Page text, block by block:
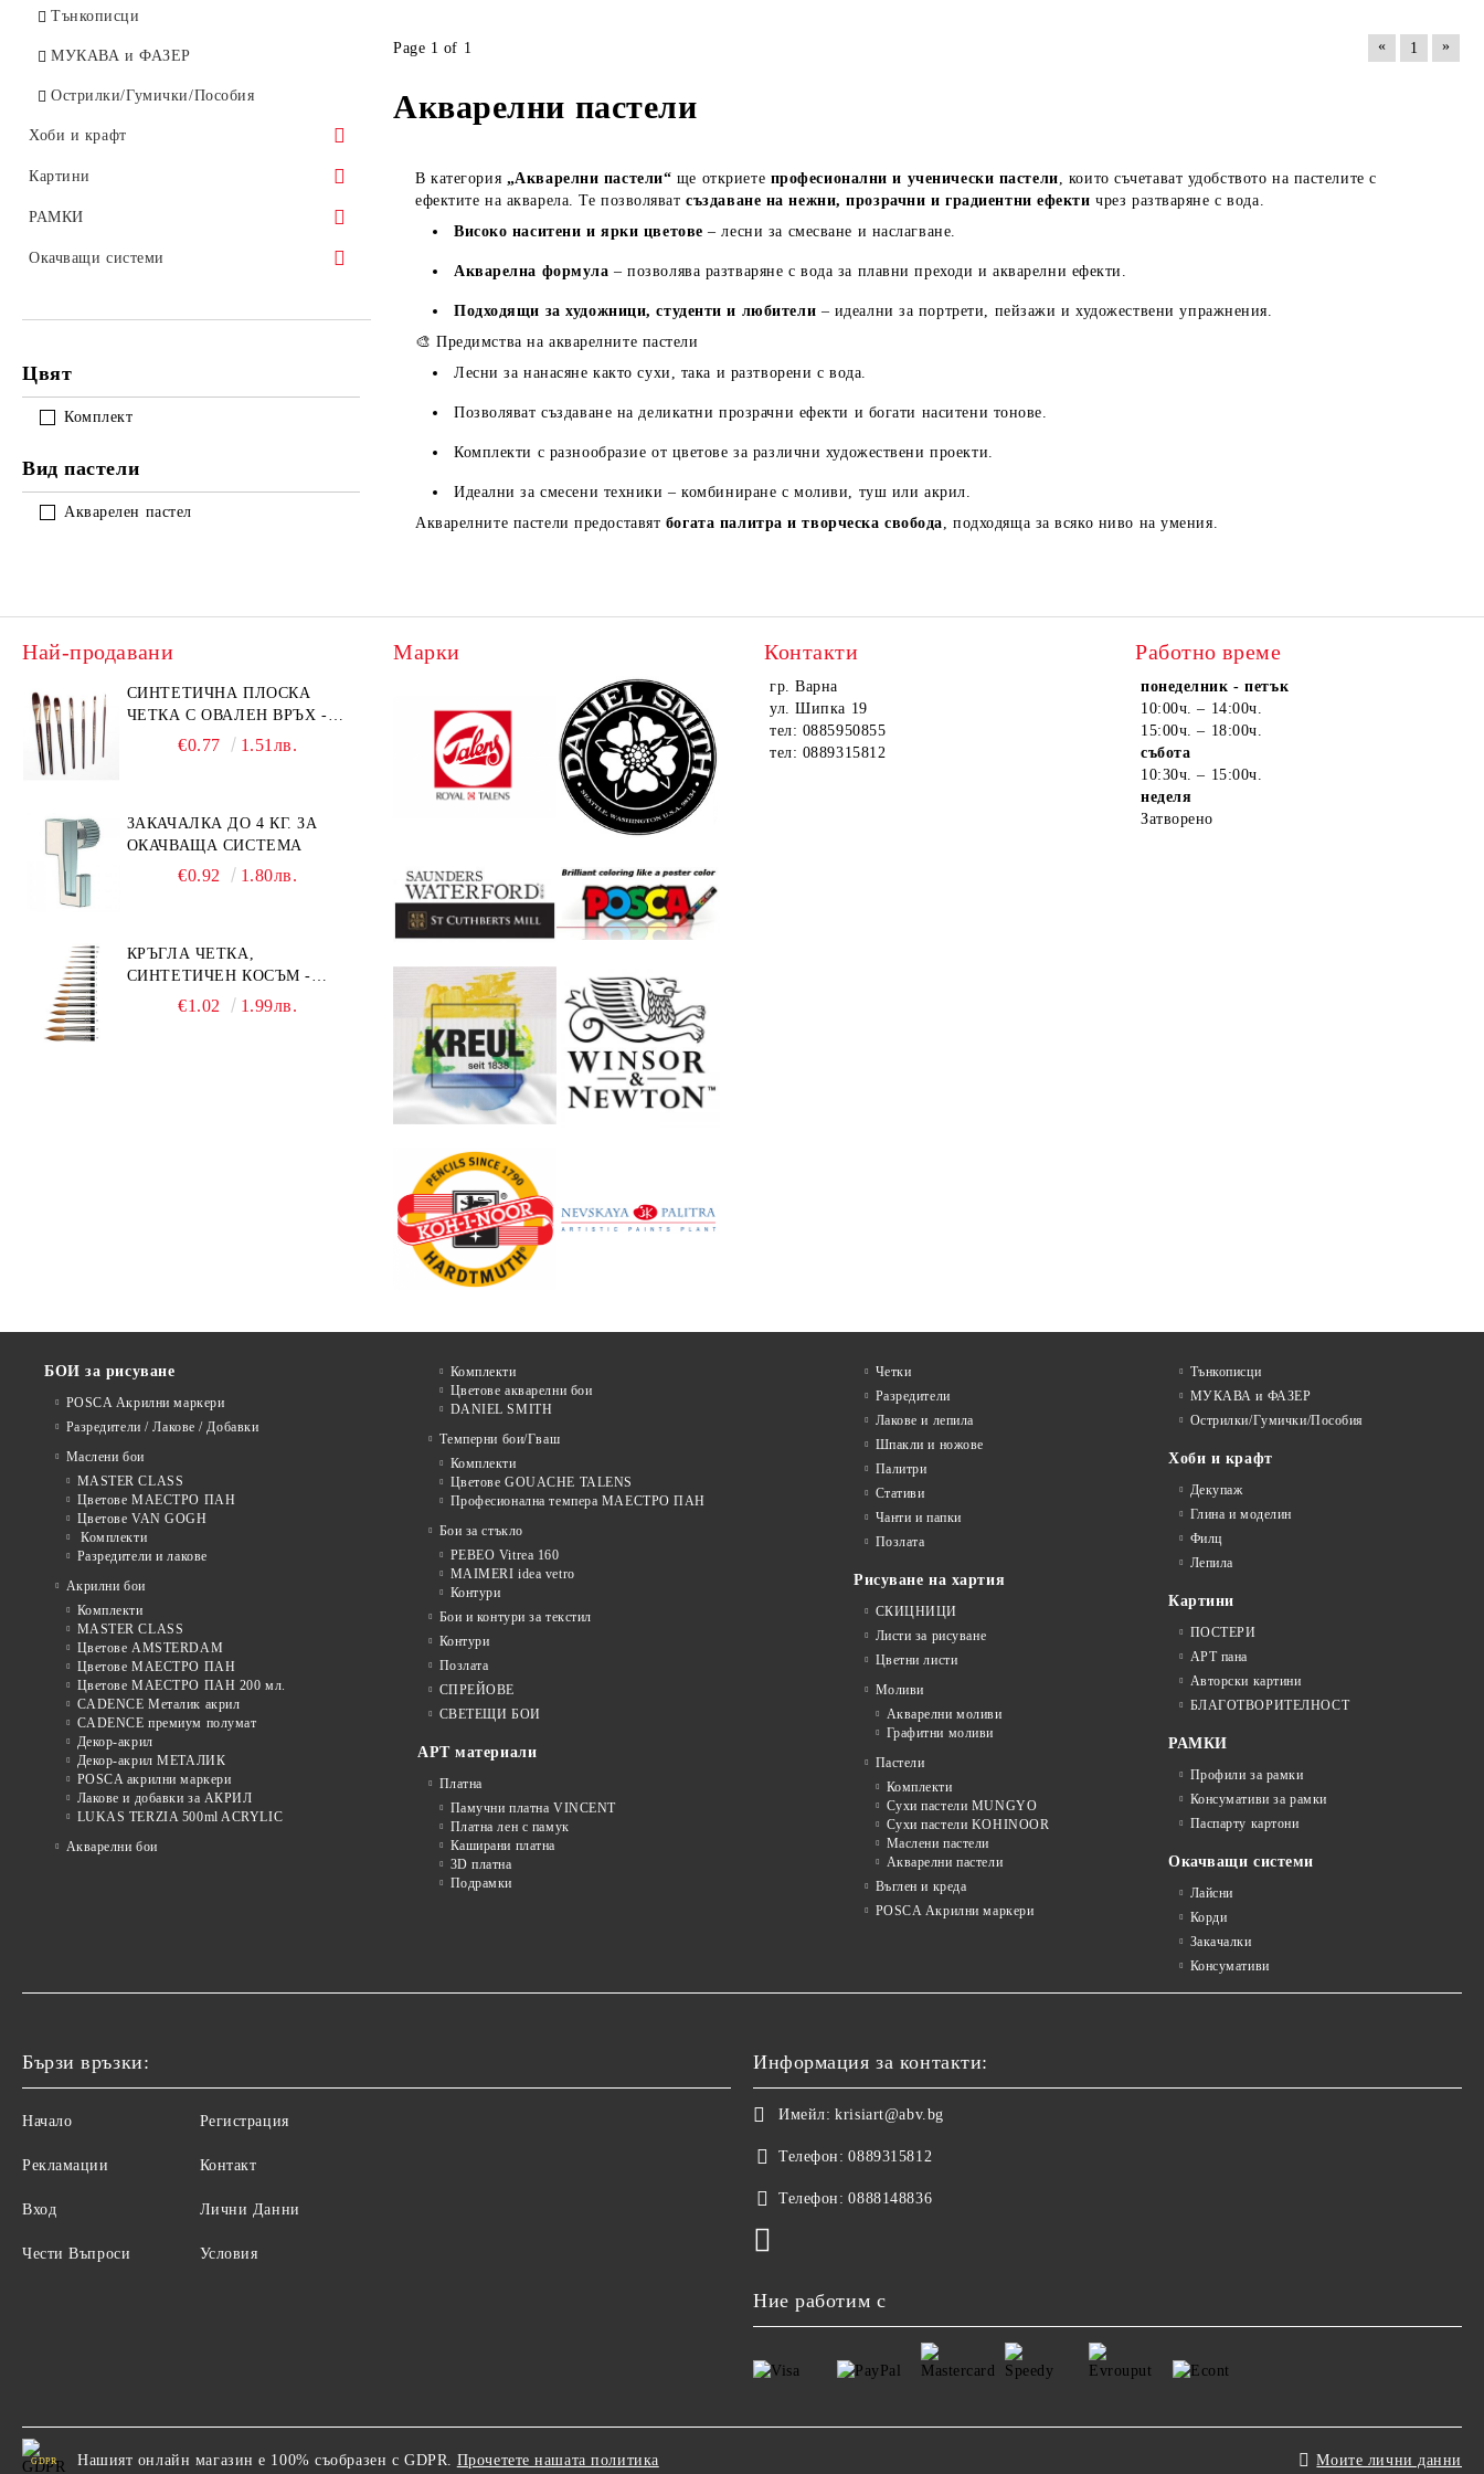
Лакове и добавки за АКРИЛ
LUKAS TERZIA 500ml ACRYLIC
Тънкописци
МУКАВА и ФАЗЕР
Острилки/Гумички/Пособия
Хоби и крафт
Декупаж
Глина и моделин
Филц
Картини
ПОСТЕРИ
АРТ пана
РАМКИ
Профили за рамки
Окачващи системи
Закачалки
Консумативи
Цвят
Комплект
Вид пастели
Акварелен пастел
Page 1 of 1 « 1 »
Акварелни пастели
В категория „Акварелни пастели“ ще откриете професионални и ученически пастели, които съчетават удобството на пастелите с
ефектите на акварела. Те позволяватсъздаване на нежни, прозрачни и градиентни ефекти чрез разтваряне с вода.
Високо наситени и ярки цветове – лесни за смесване и наслагване.
Акварелна формула – позволява разтваряне с вода за плавни преходи и акварелни ефекти.
Подходящи за художници, студенти и любители – идеални за портрети, пейзажи и художествени упражнения.
🎨 Предимства на акварелните пастели
Лесни за нанасяне както сухи, така и разтворени с вода.
Позволяват създаване на деликатни прозрачни ефекти и богати наситени тонове.
Комплекти с разнообразие от цветове за различни художествени проекти.
Идеални за смесени техники – комбиниране с моливи, туш или акрил.
Акварелните пастели предоставят богата палитра и творческа свобода, подходяща за всяко ниво на умения.
Най-продавани
СИНТЕТИЧНА ПЛОСКА
ЧЕТКА С ОВАЛЕН ВРЪХ -
GIOCONDA 273 - №1/8
€0.77 1.51лв.
ЗАКАЧАЛКА ДО 4 КГ. ЗА
ОКАЧВАЩА СИСТЕМА
€0.92 1.80лв.
КРЪГЛА ЧЕТКА,
СИНТЕТИЧЕН КОСЪМ -
MILLENIUM 211 - №0
€1.02 1.99лв.
Марки Контакти
гр. Варна
ул. Шипка 19
тел: 0885950855
тел: 0889315812
Работно време
понеделник - петък
10:00ч. – 14:00ч.
15:00ч. – 18:00ч.
събота
10:30ч. – 15:00ч.
неделя
Затворено
БОИ за рисуване
POSCA Акрилни маркери
Разредители / Лакове / Добавки
Маслени бои
MASTER CLASS
Цветове МАЕСТРО ПАН
Цветове VAN GOGH
Комплекти
Разредители и лакове
Акрилни бои
Комплекти
MASTER CLASS
Цветове AMSTERDAM
Цветове МАЕСТРО ПАН
Цветове МАЕСТРО ПАН 200 мл.
CADENCE Металик акрил
CADENCE премиум полумат
Декор-акрил
Декор-акрил МЕТАЛИК
POSCA акрилни маркери
Лакове и добавки за АКРИЛ
LUKAS TERZIA 500ml ACRYLIC
Акварелни бои
Комплекти
Цветове акварелни бои
DANIEL SMITH
Темперни бои/Гваш
Комплекти
Цветове GOUACHE TALENS
Професионална темпера МАЕСТРО ПАН
Бои за стъкло
PEBEO Vitrea 160
MAIMERI idea vetro
Контури
Бои и контури за текстил
Контури
Позлата
СПРЕЙОВЕ
СВЕТЕЩИ БОИ
АРТ материали
Платна
Памучни платна VINCENT
Платна лен с памук
Каширани платна
3D платна
Подрамки
Четки
Разредители
Лакове и лепила
Шпакли и ножове
Палитри
Стативи
Чанти и папки
Позлата
Рисуване на хартия
СКИЦНИЦИ
Листи за рисуване
Цветни листи
Моливи
Акварелни моливи
Графитни моливи
Пастели
Комплекти
Сухи пастели MUNGYO
Сухи пастели KOHINOOR
Маслени пастели
Акварелни пастели
Въглен и креда
POSCA Акрилни маркери
Тънкописци
МУКАВА и ФАЗЕР
Острилки/Гумички/Пособия
Хоби и крафт
Декупаж
Глина и моделин
Филц
Лепила
Картини
ПОСТЕРИ
АРТ пана
Авторски картини
БЛАГОТВОРИТЕЛНОСТ
РАМКИ
Профили за рамки
Консумативи за рамки
Паспарту картони
Окачващи системи
Лайсни
Корди
Закачалки
Консумативи
Бързи връзки:
Начало
Рекламации
Вход
Чести Въпроси
Регистрация
Контакт
Лични Данни
Условия
Информация за контакти:
Имейл: krisiart@abv.bg
Телефон: 0889315812
Телефон: 0888148836
Ние работим с
GDPR Нашият онлайн магазин е 100% съобразен с GDPR. Прочетете нашата политика Моите лични данни